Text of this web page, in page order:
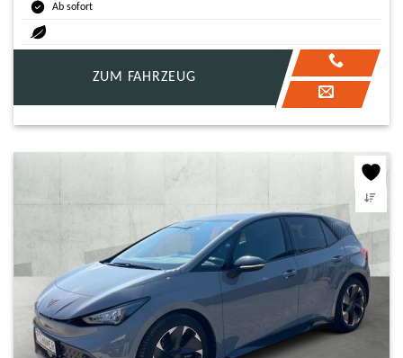
Ab sofort
ZUM FAHRZEUG